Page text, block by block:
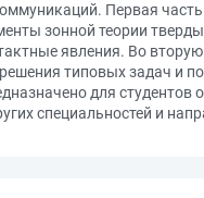
Первая
зонной теории
явления. Во
типовых задач и
для
специальностей и